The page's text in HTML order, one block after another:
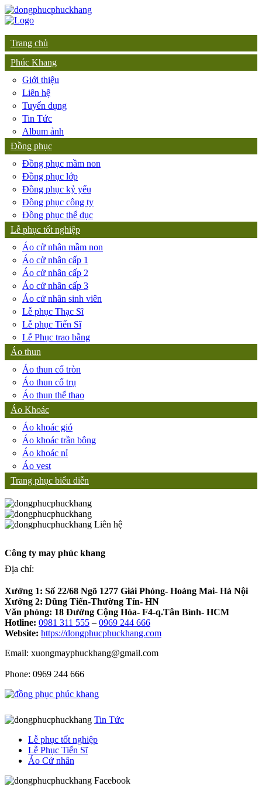
Trang chủ
Phúc Khang
Giới thiệu
Liên hệ
Tuyển dụng
Tin Tức
Album ảnh
Đồng phục
Đồng phục mầm non
Đồng phục lớp
Đồng phục kỷ yếu
Đồng phục công ty
Đồng phục thể dục
Lễ phục tốt nghiệp
Áo cử nhân mầm non
Áo cử nhân cấp 1
Áo cử nhân cấp 2
Áo cử nhân cấp 3
Áo cử nhân sinh viên
Lễ phục Thạc Sĩ
Lễ phục Tiến Sĩ
Lễ Phục trao bằng
Áo thun
Áo thun cổ tròn
Áo thun cổ trụ
Áo thun thể thao
Áo Khoác
Áo khoác gió
Áo khoác trần bông
Áo khoác nỉ
Áo vest
Trang phục biểu diễn
Liên hệ
Công ty may phúc khang
Địa chỉ:
Xưởng 1: Số 22/68 Ngõ 1277 Giải Phóng- Hoàng Mai- Hà Nội
Xưởng 2: Dũng Tiến-Thường Tín- HN
Văn phòng: 18 Đường Cộng Hòa- F4-q.Tân Bình- HCM
Hotline: 0981 311 555 – 0969 244 666
Website: https://dongphucphuckhang.com
Email: xuongmayphuckhang@gmail.com
Phone: 0969 244 666
Tin Tức
Lễ phục tốt nghiệp
Lễ Phục Tiến Sĩ
Áo Cử nhân
Facebook